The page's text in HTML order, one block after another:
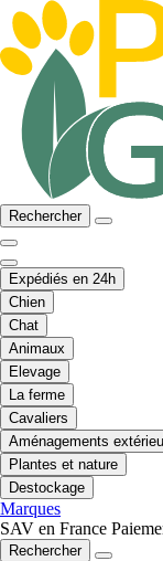
Rechercher
Expédiés en 24h
Chien
Chat
Animaux
Elevage
La ferme
Cavaliers
Aménagements
Plantes et nature
Destockage
Marques
SAV en France
Rechercher